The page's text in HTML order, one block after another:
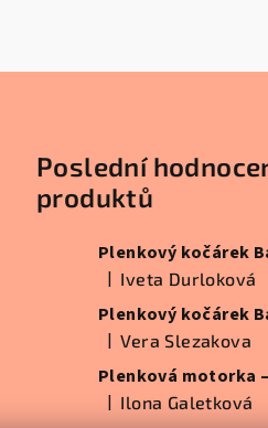
Poslední
produktů
Hodnocení produktu je
Iveta Durloková
Hodnocení produktu je
Vera Slezakova
Hodnocení produktu je
Ilona Galetková